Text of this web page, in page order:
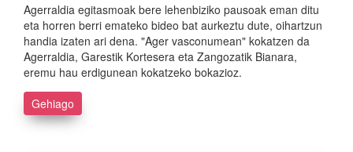
Agerraldia egitasmoak bere lehenbiziko pausoak eman ditu
eta horren berri emateko bideo bat aurkeztu dute, oihartzun
handia izaten ari dena. "Ager vasconumean" kokatzen da
Agerraldia, Garestik Kortesera eta Zangozatik Bianara,
eremu hau erdigunean kokatzeko bokazioz.
Gehiago